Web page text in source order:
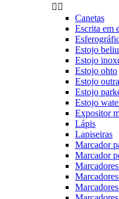
 
Canetas
Escrita em
Estojo
Estojo
Estojo ohto
Estojo
Estojo
Estojo
Expositor
Lápis
Lapiseiras
Marcador
Marcador